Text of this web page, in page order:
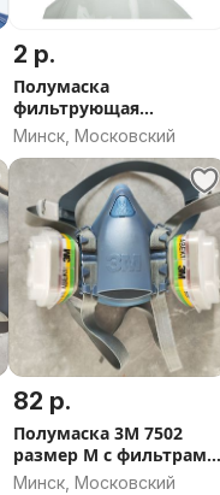
2 р.
Полумаска
фильтрующая
SPIROTEK VS1100VR
Минск, Московский
82 р.
Полумаска 3M 7502
размер M с фильтрами
новая
Минск, Московский